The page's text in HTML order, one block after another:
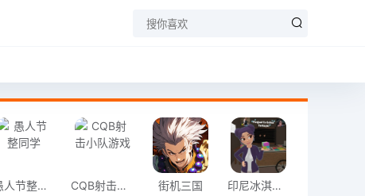
愚人节整同学 CQB射击小队游戏 街机三国 印尼冰淇淋店模拟器